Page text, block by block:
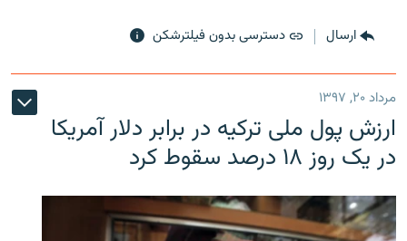
ارسال دسترسی بدون فیلترشکن
مرداد ۲۰, ۱۳۹۷
ارزش پول ملی ترکیه در برابر دلار آمریکا
در یک روز ۱۸ درصد سقوط کرد